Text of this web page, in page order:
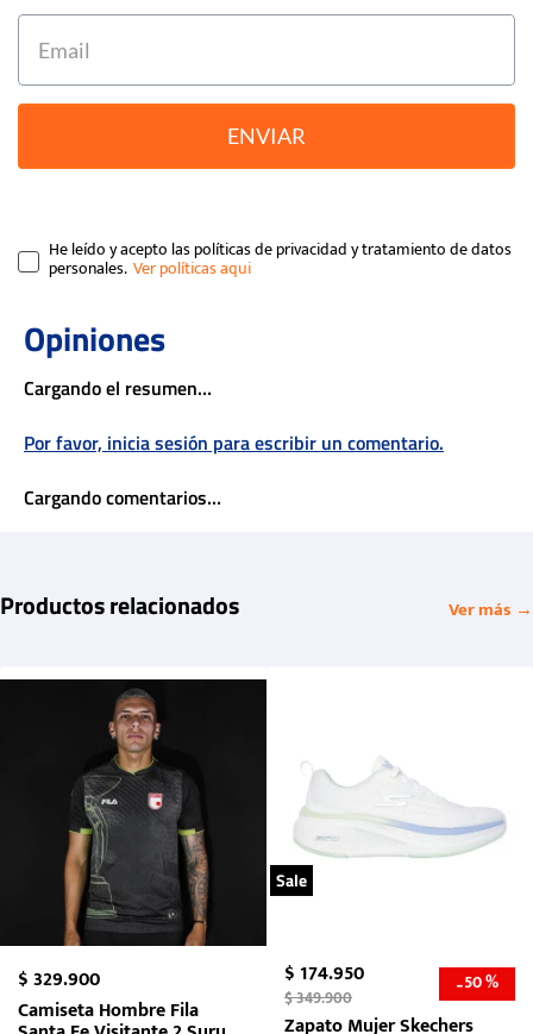
ENVIAR
He leído y acepto las políticas de privacidad y tratamiento de datos
personales.
Cargando el resumen…
Por favor, inicia sesión para escribir un comentario.
Cargando comentarios…
Productos relacionados Ver más →
$329.900
Camiseta Hombre Fila
Sale
$174.950
$349.900 -50 %
Zapato Mujer Skechers